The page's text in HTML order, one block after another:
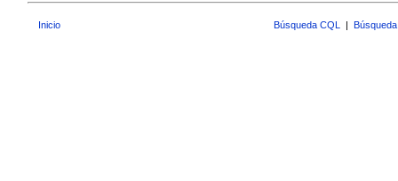
Inicio Búsqueda CQL